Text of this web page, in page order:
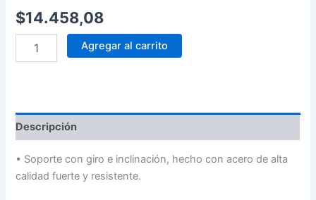
$14.458,08
Agregar al carrito
Descripción
• Soporte con giro e inclinación, hecho con acero de alta
calidad fuerte y resistente.